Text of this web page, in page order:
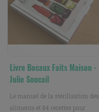
Livre Bocaux Faits Maison -
Julie Soucail
Le manuel de la stérilisation des
aliments et 84 recettes pour